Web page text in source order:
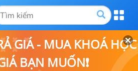
GIÁ - MUA KHOÁ HỌC
BẠN MUỐN❗